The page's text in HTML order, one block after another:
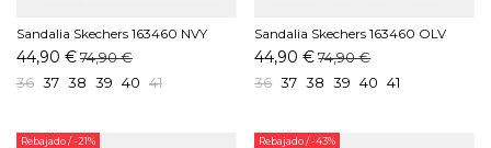
Sandalia Skechers 163460 NVY
Marino
44,90 €74,90 €
36 37 38 39 40 41
Sandalia Skechers 163460 OLV
Oliva
44,90 € 74,90 €
36 37 38 39 40 41
Rebajado/ -21% Rebajado/ -43%